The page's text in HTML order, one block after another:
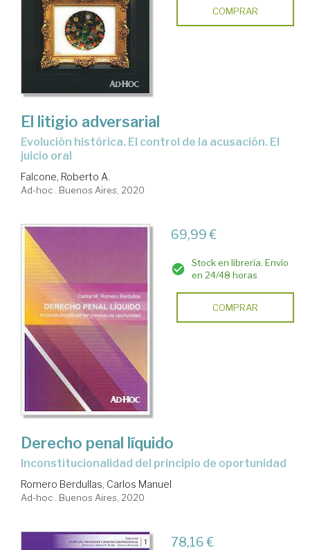
COMPRAR
El litigio adversarial
evolución histórica. El control de la acusación. El
juicio oral
Falcone, Roberto A.
Ad-hoc . Buenos Aires, 2020
69,99 €
Stock en librería. Envío
en 24/48 horas
COMPRAR
Derecho penal líquido
inconstitucionalidad del principio de oportunidad
Romero Berdullas, Carlos Manuel
Ad-hoc . Buenos Aires, 2020
78,16 €